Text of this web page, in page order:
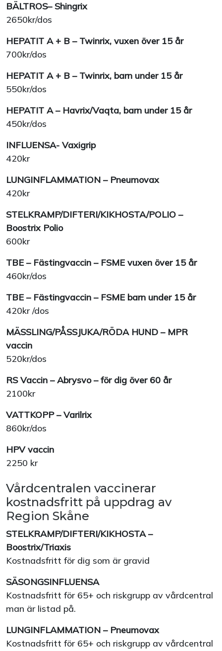
BÄLTROS– Shingrix
2650kr/dos
HEPATIT A + B – Twinrix, vuxen över 15 år
700kr/dos
HEPATIT A + B – Twinrix, barn under 15 år
550kr/dos
HEPATIT A – Havrix/Vaqta, barn under 15 år
450kr/dos
INFLUENSA- Vaxigrip
420kr
LUNGINFLAMMATION – Pneumovax
420kr
STELKRAMP/DIFTERI/KIKHOSTA/POLIO –
Boostrix Polio
600kr
TBE – Fästingvaccin – FSME vuxen över 15 år
460kr/dos
TBE – Fästingvaccin – FSME barn under 15 år
420kr /dos
MÄSSLING/PÅSSJUKA/RÖDA HUND – MPR
vaccin
520kr/dos
RS Vaccin – Abrysvo – för dig över 60 år
2100kr
VATTKOPP – Varilrix
860kr/dos
HPV vaccin
2250 kr
Vårdcentralen vaccinerar
kostnadsfritt på uppdrag av
Region Skåne
STELKRAMP/DIFTERI/KIKHOSTA –
Boostrix/Triaxis
Kostnadsfritt för dig som är gravid
SÄSONGSINFLUENSA
Kostnadsfritt för 65+ och riskgrupp av vårdcentral
man är listad på.
LUNGINFLAMMATION – Pneumovax
Kostnadsfritt för 65+ och riskgrupp av vårdcentral